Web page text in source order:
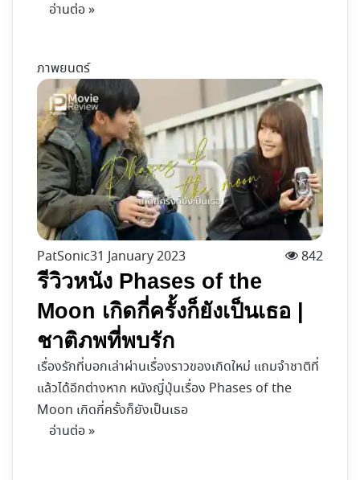
อ่านต่อ »
ภาพยนตร์
PatSonic31 January 2023 842
รีวิวหนัง Phases of the
Moon เกิดกี่ครั้งก็ยังเป็นเธอ |
ชาติภพที่พบรัก
เรื่องรักที่บอกเล่าผ่านเรื่องราวของเกิดใหม่ แถมจำชาติที่
แล้วได้อีกต่างหาก หนังญี่ปุ่นเรื่อง Phases of the
Moon เกิดกี่ครั้งก็ยังเป็นเธอ
อ่านต่อ »